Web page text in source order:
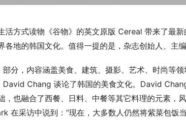
活方式读物《谷物》的英文原版 Cereal 带来了最
各地的韩国文化。值得一提的是，杂志创始人、主
部分，内容涵盖美食、建筑、摄影、艺术、时尚等
David Chang 谈论了韩国的美食文化。David
，也融合了西餐、日料、中餐等其它料理的元素
在采访中说到：“现在，大多数人仍然将紫菜包饭